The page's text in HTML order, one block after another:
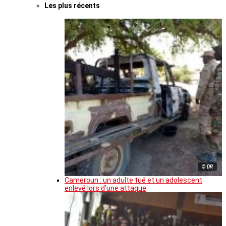
Les plus récents
© DR
Cameroun : un adulte tué et un adolescent
enlevé lors d’une attaque